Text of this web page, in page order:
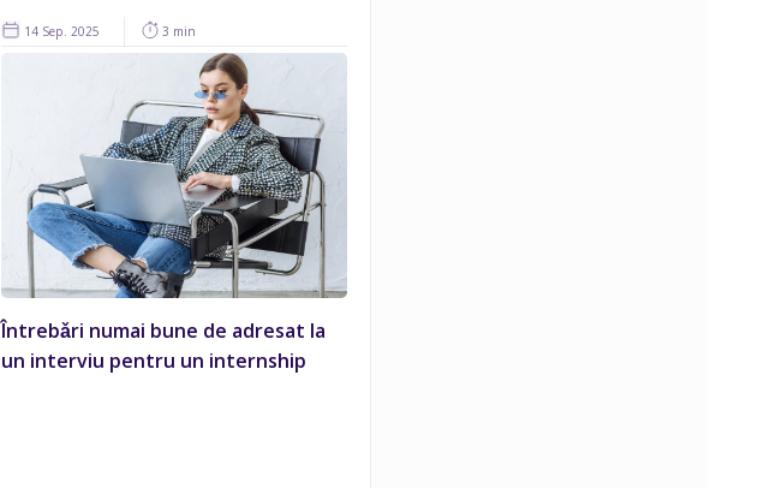
14 Sep. 2025 3 min
Întrebǎri numai bune de adresat la
un interviu pentru un internship